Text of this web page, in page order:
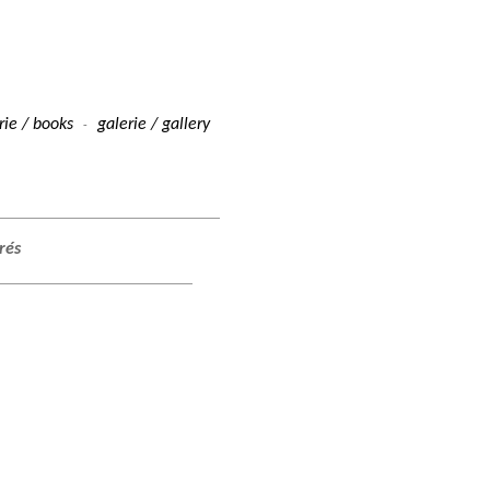
/ books - galerie / gallery